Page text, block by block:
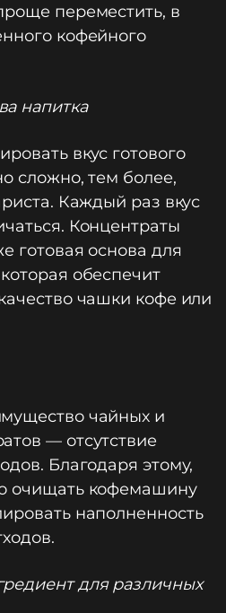
переместить, в
кофейного
напитка
вкус готового
сложно, тем более,
Каждый раз вкус
Концентраты
готовая основа для
обеспечит
чашки кофе или
чайных и
— отсутствие
Благодаря этому,
очищать кофемашину
наполненность
для различных